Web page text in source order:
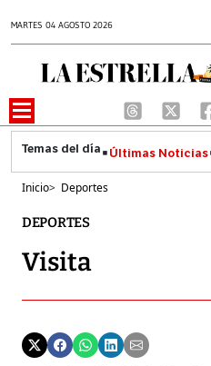
MARTES 04 AGOSTO 2026
Últimas Noticias
Inicio> Deportes
DEPORTES
Visita